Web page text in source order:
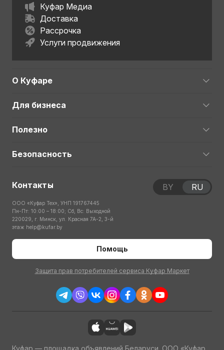
Куфар Медиа
Доставка
Рассрочка
Услуги продвижения
О Куфаре
Для бизнеса
Полезно
Безопасность
Контакты
ООО «Куфар Тех», УНП 191767445
Пн-Пт: 10:00 – 18:00; Сб, Вс: Выходной
220029, г. Минск, ул. Красная 7А-2, 3-й
этаж help@kufar.by
Помощь
Защита прав потребителей сервиса Куфар Маркет
BY RU
Куфар — площадка объявлений Беларуси. ООО «Куфар